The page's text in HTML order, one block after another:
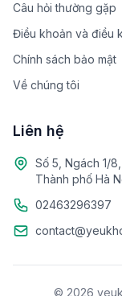
Câu hỏi thường gặp
Điều khoản và điều
Chính sách bảo mật
Về chúng tôi
Liên hệ
Số 5, Ngách 1/
Thành phố Hà
02463296397
© 2026